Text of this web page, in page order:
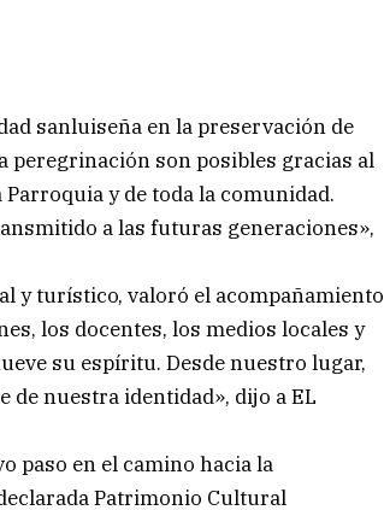
sanluiseña en la preservación de
peregrinación son posibles gracias al
y de toda la comunidad.
a las futuras generaciones»,
y turístico, valoró el acompañamiento
los docentes, los medios locales y
su espíritu. Desde nuestro lugar,
de nuestra identidad», dijo a EL
paso en el camino hacia la
Patrimonio Cultural